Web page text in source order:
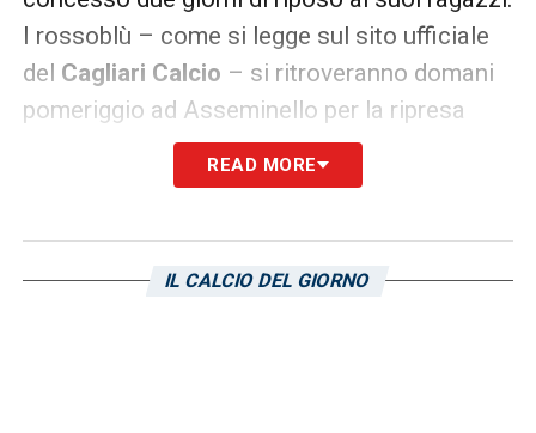
I rossoblù – come si legge sul sito ufficiale
del Cagliari Calcio – si ritroveranno domani
pomeriggio ad Asseminello per la ripresa
degli allenamenti. Appuntamento fissato per
le 15:30. Nelle prossime ore il tecnico
primi reduci dagli impegni con le nazionali.
READ MORE
IL CALCIO DEL GIORNO